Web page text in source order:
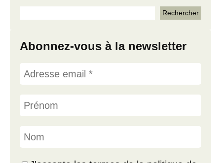
Abonnez-vous à la newsletter